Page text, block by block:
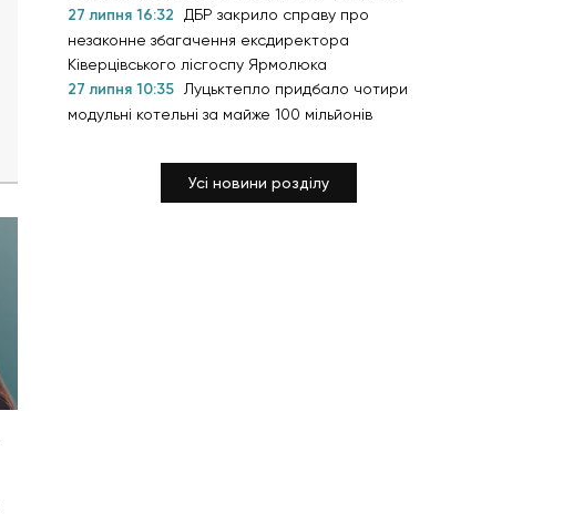
27 липня 16:32
ДБР закрило справу про
незаконне збагачення ексдиректора
Ківерцівського лісгоспу Ярмолюка
27 липня 10:35 Луцьктепло придбало чотири
модульні котельні за майже 100 мільйонів
Усі новини розділу